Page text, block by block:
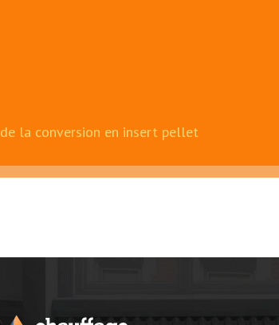
la conversion en insert pellet